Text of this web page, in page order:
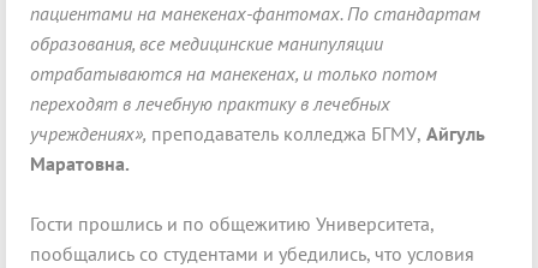
пациентами на манекенах-фантомах. По стандартам
образования, все медицинские манипуляции
отрабатываются на манекенах, и только потом
переходят в лечебную практику в лечебных
учреждениях», преподаватель колледжа БГМУ, Айгуль
Маратовна.
Гости прошлись и по общежитию Университета,
пообщались со студентами и убедились, что условия